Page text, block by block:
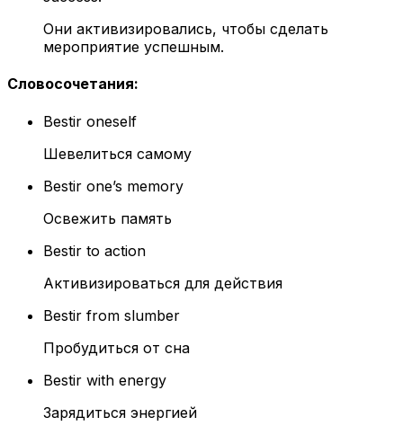
Они активизировались, чтобы сделать
мероприятие успешным.
Словосочетания:
Bestir oneself
Шевелиться самому
Bestir one’s memory
Освежить память
Bestir to action
Активизироваться для действия
Bestir from slumber
Пробудиться от сна
Bestir with energy
Зарядиться энергией